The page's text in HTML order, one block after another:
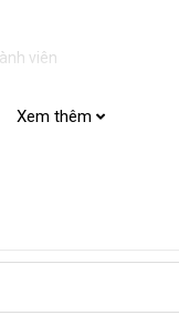
viên
Xem thêm